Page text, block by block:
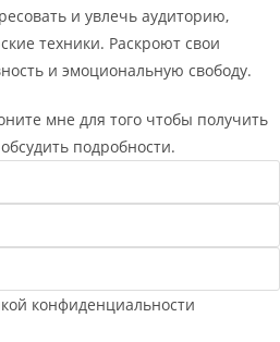
и увлечь аудиторию,
техники. Раскроют свои
и эмоциональную свободу.
мне для того чтобы получить
подробности.
конфиденциальности